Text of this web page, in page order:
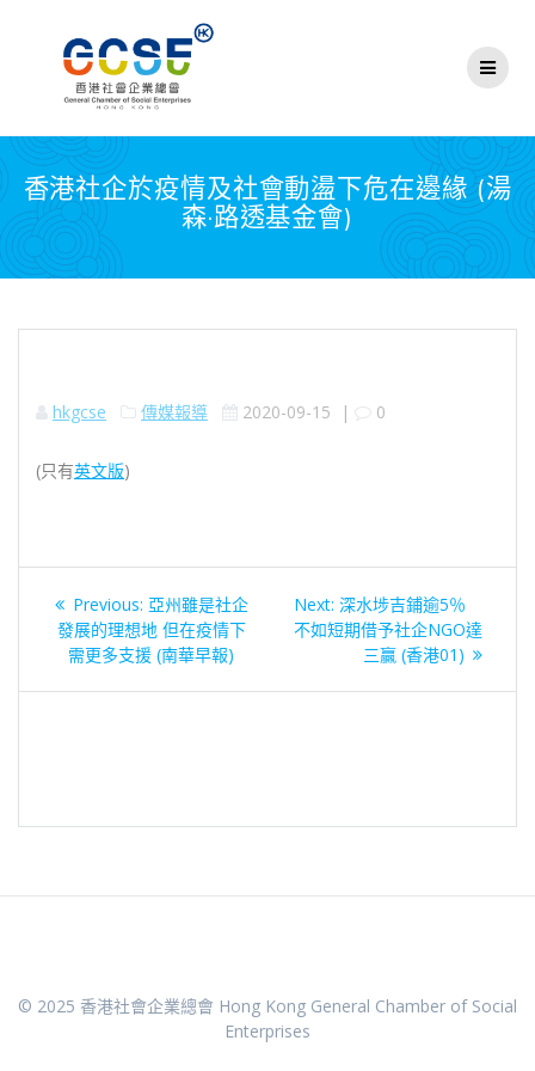
香港社企於疫情及社會動盪下危在邊緣 (湯
森·路透基金會)
hkgcse 傳媒報導 2020-09-15 | 0
(只有英文版)
文
章
導
Previous: Previous
post:
亞州雖是社企
發展的理想地 但在疫情下
需更多支援 (南華早報)
Next: Next
post:
深水埗吉鋪逾5％
不如短期借予社企NGO達
三贏 (香港01)
© 2025 香港社會企業總會 Hong Kong General Chamber of Social
Enterprises